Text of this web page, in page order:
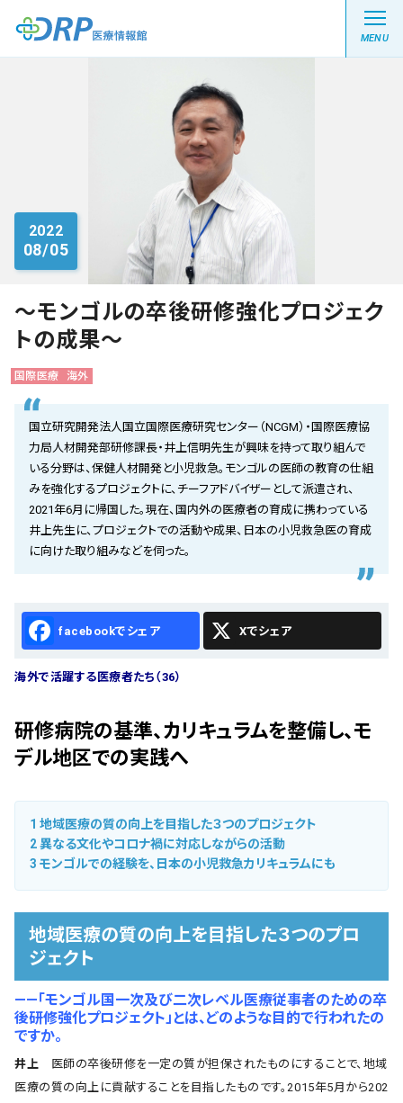
MENU
栄養健康レシピ
医療系学生記事
健康川柳
DRP医療情報館とは?
会社概要
お知らせ
お問い合わせ
2022
08/05
～モンゴルの卒後研修強化プロジェク
トの成果～
国際医療 海外
国立研究開発法人国立国際医療研究センター（NCGM）・国際医療協
力局人材開発部研修課長・井上信明先生が興味を持って取り組んで
いる分野は、保健人材開発と小児救急。モンゴルの医師の教育の仕組
みを強化するプロジェクトに、チーフアドバイザーとして派遣され、
2021年6月に帰国した。現在、国内外の医療者の育成に携わっている
井上先生に、プロジェクトでの活動や成果、日本の小児救急医の育成
に向けた取り組みなどを伺った。
Facebook X
海外で活躍する医療者たち（36）
研修病院の基準、カリキュラムを整備し、モ
デル地区での実践へ
1 地域医療の質の向上を目指した３つのプロジェクト
2異なる文化やコロナ禍に対応しながらの活動
3 モンゴルでの経験を、日本の小児救急カリキュラムにも
地域医療の質の向上を目指した３つのプロ
ジェクト
――「モンゴル国一次及び二次レベル医療従事者のための卒
後研修強化プロジェクト」とは、どのような目的で行われたの
ですか。
井上 医師の卒後研修を一定の質が担保されたものにすることで、地域
医療の質の向上に貢献することを目指したものです。2015年5月から202